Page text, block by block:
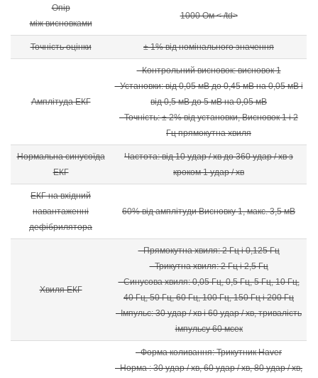
Опір
між висновками
1000 Ом < /td>
Точність оцінки ± 1% від номінального значення
Амплітуда ЕКГ
- Контрольний висновок: висновок 1
- Установки: від 0,05 мВ до 0,45 мВ на 0,05 мВ і
від 0,5 мВ до 5 мВ на 0,05 мВ
- Точність: ± 2% від установки, Висновок 1 і 2
Гц прямокутна хвиля
Нормальна синусоїда
ЕКГ
Частота: від 10 удар / хв до 360 удар / хв з
кроком 1 удар / хв
ЕКГ на вхідний
навантаженні
дефібрилятора
60% від амплітуди Висновку 1, макс. 3,5 мВ
Хвиля ЕКГ
- Прямокутна хвиля: 2 Гц і 0,125 Гц
- Трикутна хвиля: 2 Гц і 2,5 Гц
- Синусова хвиля: 0,05 Гц, 0,5 Гц, 5 Гц, 10 Гц,
40 Гц, 50 Гц, 60 Гц, 100 Гц, 150 Гц і 200 Гц
- Імпульс: 30 удар / хв і 60 удар / хв, тривалість
імпульсу 60 мсек
- Форма коливання: Трикутник Haver
- Норма : 30 удар / хв, 60 удар / хв, 80 удар / хв,